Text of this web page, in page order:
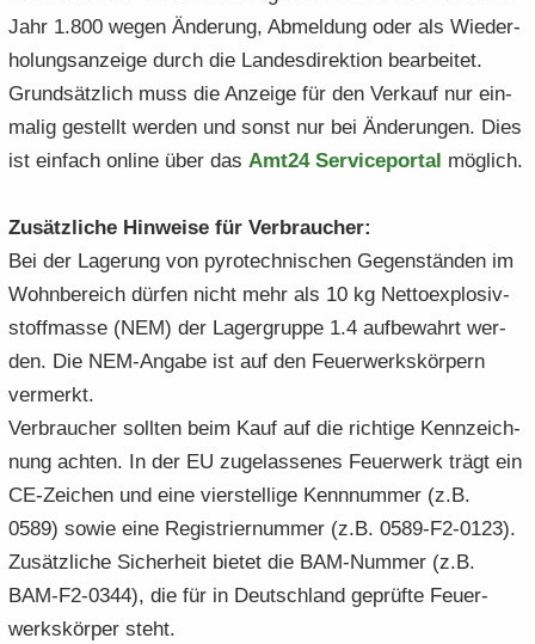
Jahr 1.800 wegen Än­de­rung, Ab­mel­dung oder als Wie­der­
ho­lungs­an­zei­ge durch die Lan­des­di­rek­ti­on be­ar­bei­tet.
Grund­sätz­lich muss die An­zei­ge für den Ver­kauf nur ein­
ma­lig ge­stellt wer­den und sonst nur bei Än­de­run­gen. Dies
ist ein­fach on­line über das Amt24 Ser­vice­por­tal mög­lich.
Zu­sätz­li­che Hin­wei­se für Ver­brau­cher:
Bei der La­ge­rung von py­ro­tech­ni­schen Ge­gen­stän­den im
Wohn­be­reich dür­fen nicht mehr als 10 kg Net­to­ex­plo­siv­
stoff­mas­se (NEM) der La­ger­grup­pe 1.4 auf­be­wahrt wer­
den. Die NEM-​Angabe ist auf den Feu­er­werks­kör­pern
ver­merkt.
Ver­brau­cher soll­ten beim Kauf auf die rich­ti­ge Kenn­zeich­
nung ach­ten. In der EU zu­ge­las­se­nes Feu­er­werk trägt ein
CE-​Zeichen und eine vier­stel­li­ge Kenn­num­mer (z.B.
0589) sowie eine Re­gis­trier­num­mer (z.B. 0589-F2-0123).
Zu­sätz­li­che Si­cher­heit bie­tet die BAM-​Nummer (z.B.
BAM-F2-0344), die für in Deutsch­land ge­prüf­te Feu­er­
werks­kör­per steht.